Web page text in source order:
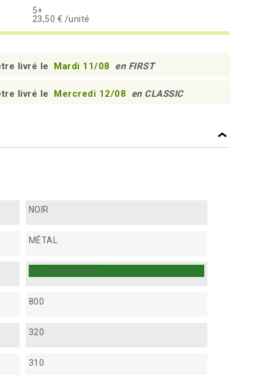
5+
23,50 € /unité
livré le Mardi 11/08 en FIRST
livré le Mercredi 12/08 en CLASSIC
NOIR
MÉTAL
A - En savoir plus...
800
320
310